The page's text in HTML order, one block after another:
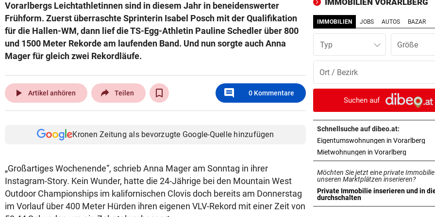
Vorarlbergs Leichtathletinnen sind in diesem Jahr in beneidenswerter
Frühform. Zuerst überraschte Sprinterin Isabel Posch mit der Qualifikation
für die Hallen-WM, dann lief die TS-Egg-Athletin Pauline Schedler über 800
und 1500 Meter Rekorde am laufenden Band. Und nun sorgte auch Anna
Mager für gleich zwei Rekordläufe.
play_arrow Artikel anhören Teilen comment 0 Kommentare
Kronen Zeitung als bevorzugte Google-Quelle hinzufügen
„Großartiges Wochenende“, schrieb Anna Mager am Sonntag in ihrer
Instagram-Story. Kein Wunder, hatte die 24-Jährige bei den Mountain West
Outdoor Championships im kalifornischen Clovis doch bereits am Donnerstag
im Vorlauf über 400 Meter Hürden ihren eigenen VLV-Rekord mit einer Zeit von
gegen WSG Tirol
BEI WOLFURTTROPHY vor
Lokalmatadorin und Tirol-
Youngster mit Sensation
POLIZEI SUCHT ZEUGEN vor
Integrationsbüro
beschmiert
Vorarlbergs Polizei braucht
Hilfe von außen
BEI POLEN-CHALLENGER vor
Nervenstarker Schwärzler
ins Halbfinale ein
ZERÜTTETE FAMILIE vor
IMMOBILIEN VORARLBERG
IMMOBILIEN JOBS AUTOS BAZAR
Typ
Suchen auf
Schnellsuche auf dibeo.at:
Eigentumswohnungen in Vorarlberg
Mietwohnungen in Vorarlberg
Möchten Sie jetzt eine private
unseren Marktplätzen inserieren?
Private Immobilie inserieren und in
durchschalten
in neuem Tab öffnen